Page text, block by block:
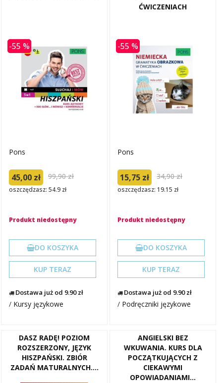
-55 %
Pons
45,00 zł 99,90 zł
oszczędzasz: 54.9 zł
Produkt niedostępny
DO KOSZYKA
KUP TERAZ
Dostawa już od 9.90 zł
/ Kursy językowe
ĆWICZENIACH
-55 %
Pons
15,75 zł 34,90 zł
oszczędzasz: 19.15 zł
Produkt niedostępny
DO KOSZYKA
KUP TERAZ
Dostawa już od 9.90 zł
/ Podręczniki językowe
DASZ RADĘ! POZIOM
ROZSZERZONY, JĘZYK
HISZPAŃSKI. ZBIÓR
ZADAŃ MATURALNYCH....
ANGIELSKI BEZ
WKUWANIA. KURS DLA
POCZĄTKUJĄCYCH Z
CIEKAWYMI
OPOWIADANIAMI...